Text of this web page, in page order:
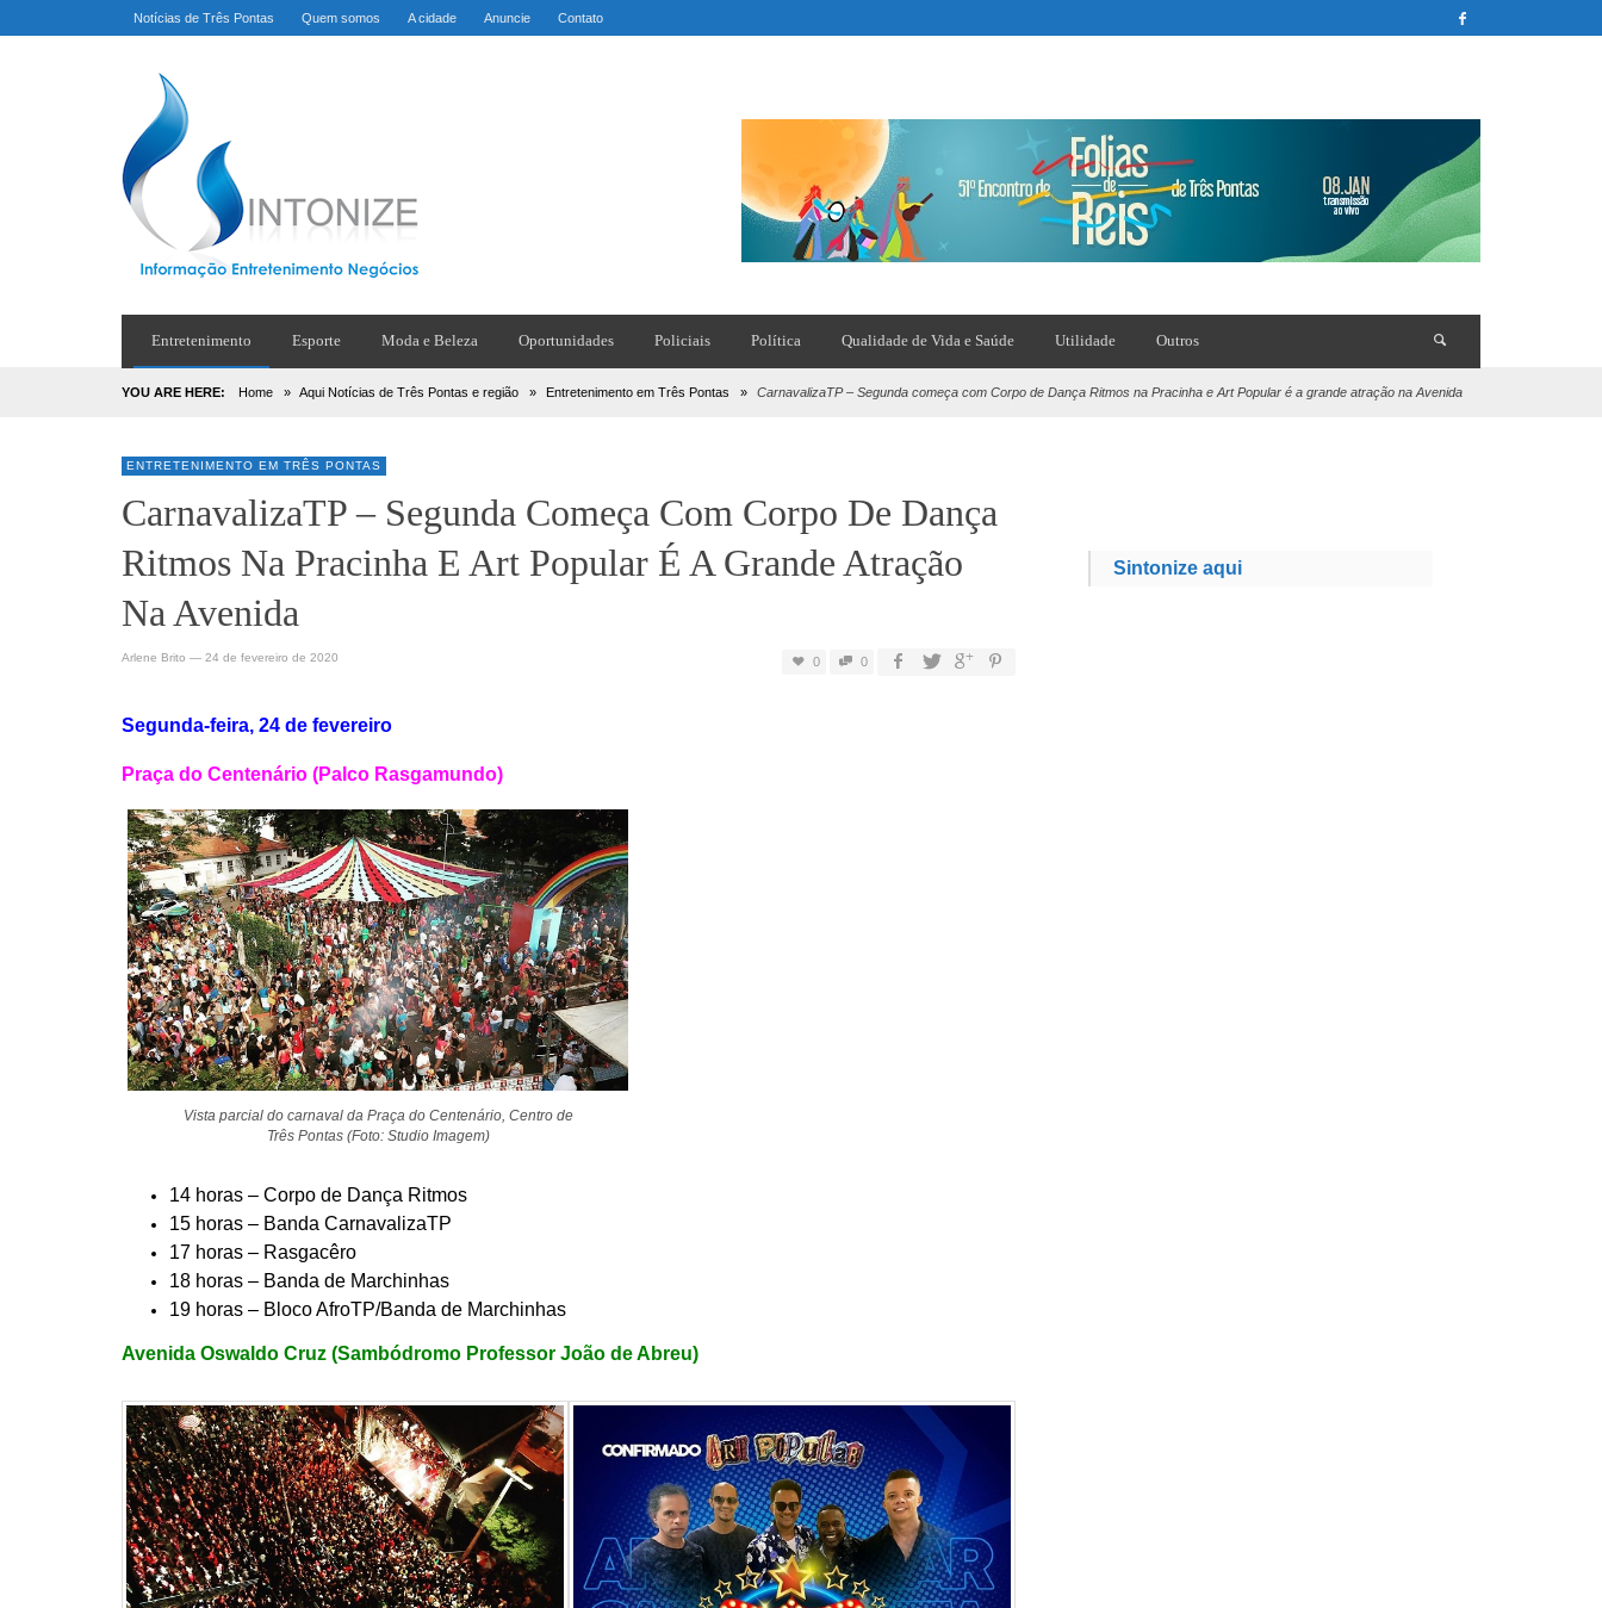
Notícias de Três Pontas Quem somos A cidade Anuncie Contato
Entretenimento Esporte Moda e Beleza Oportunidades Policiais Política Qualidade de Vida e Saúde Utilidade Outros
YOU ARE HERE: Home » Aqui Notícias de Três Pontas e região » Entretenimento em Três Pontas » CarnavalizaTP – Segunda começa com Corpo de Dança Ritmos na Pracinha e Art Popular é a grande atração na Avenida
ENTRETENIMENTO EM TRÊS PONTAS
CarnavalizaTP – Segunda Começa Com Corpo De Dança
Ritmos Na Pracinha E Art Popular É A Grande Atração
Na Avenida
Arlene Brito — 24 de fevereiro de 2020 0 0
Segunda-feira, 24 de fevereiro
Praça do Centenário (Palco Rasgamundo)
Vista parcial do carnaval da Praça do Centenário, Centro de
Três Pontas (Foto: Studio Imagem)
14 horas – Corpo de Dança Ritmos
15 horas – Banda CarnavalizaTP
17 horas – Rasgacêro
18 horas – Banda de Marchinhas
19 horas – Bloco AfroTP/Banda de Marchinhas
Avenida Oswaldo Cruz (Sambódromo Professor João de Abreu)
Sintonize aqui